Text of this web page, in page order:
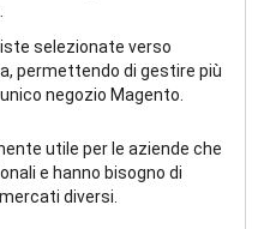
selezionate verso
permettendo di gestire più
negozio Magento.
utile per le aziende che
e hanno bisogno di
diversi.